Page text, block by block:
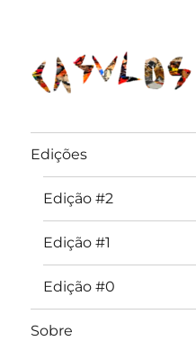
Edições
Edição #2
Edição #1
Edição #0
Sobre